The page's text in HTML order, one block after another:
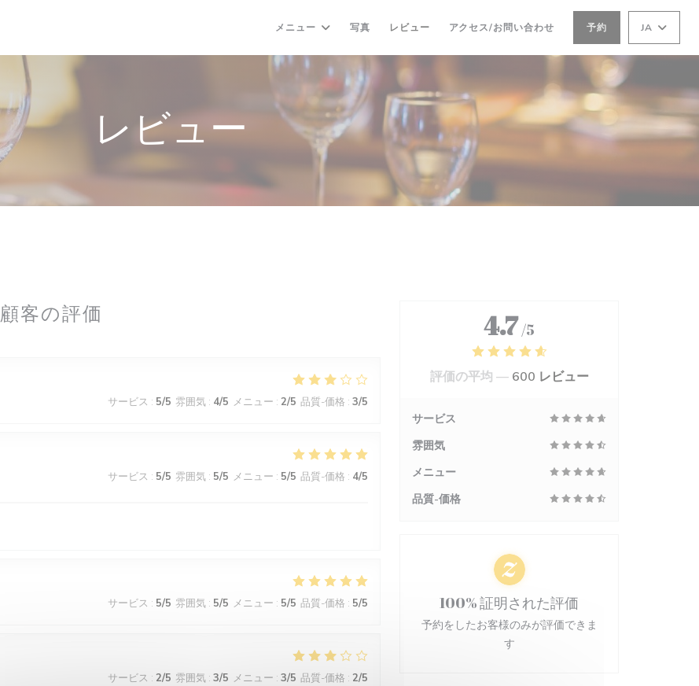
メニュー 写真 レビュー アクセス/お問い合わせ 予約 JA
レビュー
顧客の評価
サービス : 5/5 雰囲気 : 4/5 メニュー : 2/5 品質-価格 : 3/5
サービス : 5/5 雰囲気 : 5/5 メニュー : 5/5 品質-価格 : 4/5
サービス : 5/5 雰囲気 : 5/5 メニュー : 5/5 品質-価格 : 5/5
サービス : 2/5 雰囲気 : 3/5 メニュー : 3/5 品質-価格 : 2/5
4.7 /5
評価の平均 — 600 レビュー
サービス
雰囲気
メニュー
品質-価格
100% 証明された評価
予約をしたお客様のみが評価できま
す